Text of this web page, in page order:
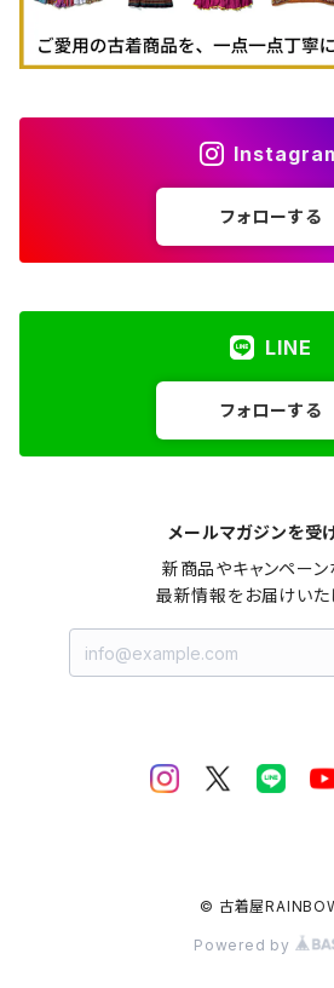
フォローする
LINE
フォローする
メールマガジンを受
新商品やキャンペーン
最新情報をお届けいた
© 古着屋
Powered by